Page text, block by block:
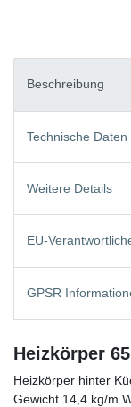
Beschreibung
Technische Daten
Weitere Details
EU-
GPSR
Heizkörper
Heizkörper hinter
Gewicht 14,4 kg/m